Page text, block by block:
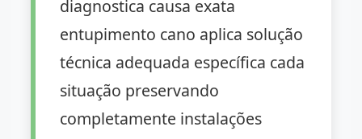
diagnostica causa exata
entupimento cano aplica solução
técnica adequada específica cada
situação preservando
completamente instalações